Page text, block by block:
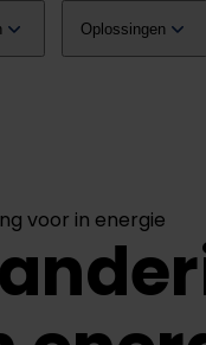
Oplossingen
voor in energie